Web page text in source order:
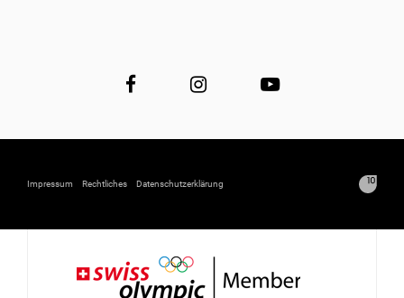
Impressum Rechtliches Datenschutzerklärung